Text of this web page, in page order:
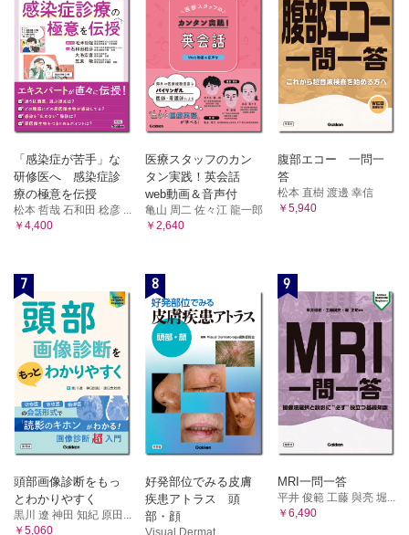
「感染症が苦手」な
研修医へ 感染症診
療の極意を伝授
松本 哲哉 石和田 稔彦 ...
￥4,400
医療スタッフのカン
タン実践！英会話
web動画＆音声付
亀山 周二 佐々江 龍一郎
￥2,640
腹部エコー 一問一
答
松本 直樹 渡邊 幸信
￥5,940
7
頭部画像診断をもっ
とわかりやすく
黒川 遼 神田 知紀 原田...
￥5,060
8
好発部位でみる皮膚
疾患アトラス 頭
部・顔
Visual Dermat...
9
MRI一問一答
平井 俊範 工藤 與亮 堀...
￥6,490